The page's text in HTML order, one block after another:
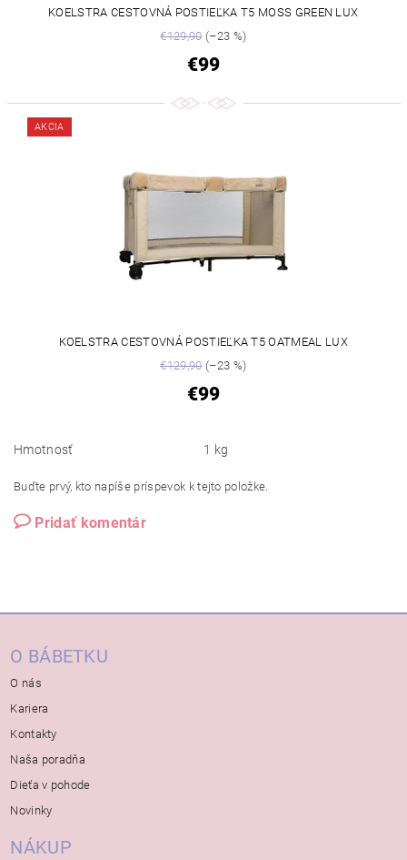
KOELSTRA CESTOVNÁ POSTIEĽKA T5 MOSS GREEN LUX
€129,90(–23 %)
€99
AKCIA
KOELSTRA CESTOVNÁ POSTIEĽKA T5 OATMEAL LUX
€129,90(–23 %)
€99
Hmotnosť 1 kg
Buďte prvý, kto napíše príspevok k tejto položke.
Pridať komentár
O BÁBETKU
O nás
Kariera
Kontakty
Naša poradňa
Dieťa v pohode
Novinky
NÁKUP